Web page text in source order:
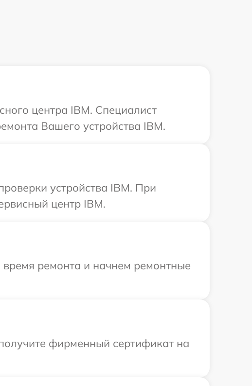
центра IBM. Специалист
Вашего устройства IBM.
устройства IBM. При
центр IBM.
ремонта и начнем ремонтные
фирменный сертификат на